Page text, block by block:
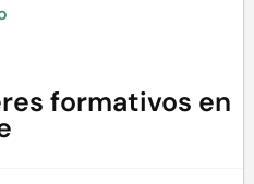
formativos en